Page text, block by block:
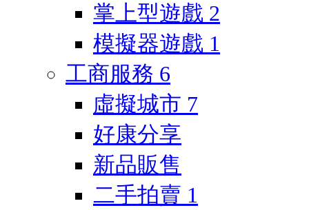
掌上型遊戲 2
模擬器遊戲 1
工商服務 6
虛擬城市 7
好康分享
新品販售
二手拍賣 1